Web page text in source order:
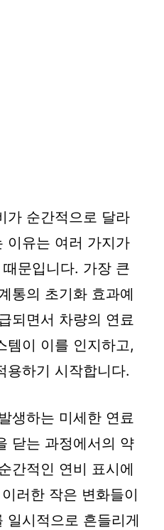
가 순간적으로 달라
이유는 여러 가지가
문입니다. 가장 큰
통의 초기화 효과예
되면서 차량의 연료
템이 이를 인지하고,
용하기 시작합니다.
생하는 미세한 연료
닫는 과정에서의 약
간적인 연비 표시에
러한 작은 변화들이
일시적으로 흔들리게